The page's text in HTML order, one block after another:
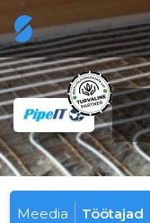
Meedia Töötajad